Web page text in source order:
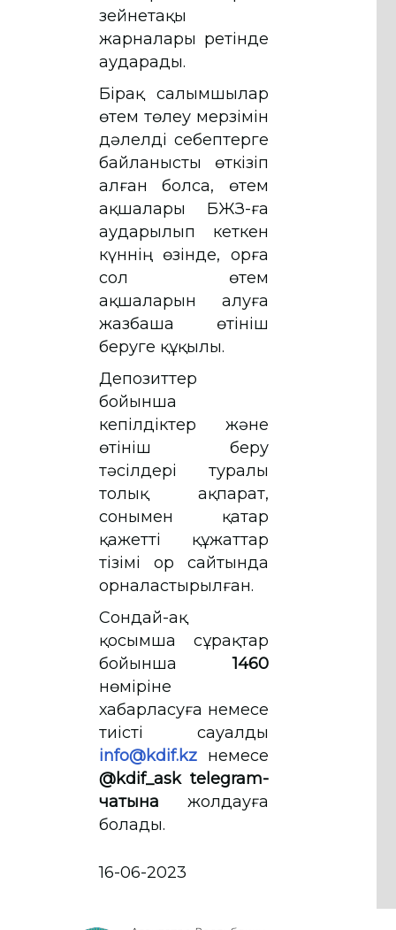
зейнетақы
жарналары ретінде
аударады.
Бірақ салымшылар
өтем төлеу мерзімін
дәлелді себептерге
байланысты өткізіп
алған болса, өтем
ақшалары БЖЗҚ-ға
аударылып кеткен
күннің өзінде, Қорға
сол өтем
ақшаларын алуға
жазбаша өтініш
беруге құқылы.
Депозиттер
бойынша
кепілдіктер және
өтініш беру
тәсілдері туралы
толық ақпарат,
сонымен қатар
қажетті құжаттар
тізімі Қор сайтында
орналастырылған.
Сондай-ақ
қосымша сұрақтар
бойынша1460
нөміріне
хабарласуға немесе
тиісті сауалды
info@kdif.kz немесе
@kdif_ask telegram-
чатына жолдауға
болады.
16-06-2023